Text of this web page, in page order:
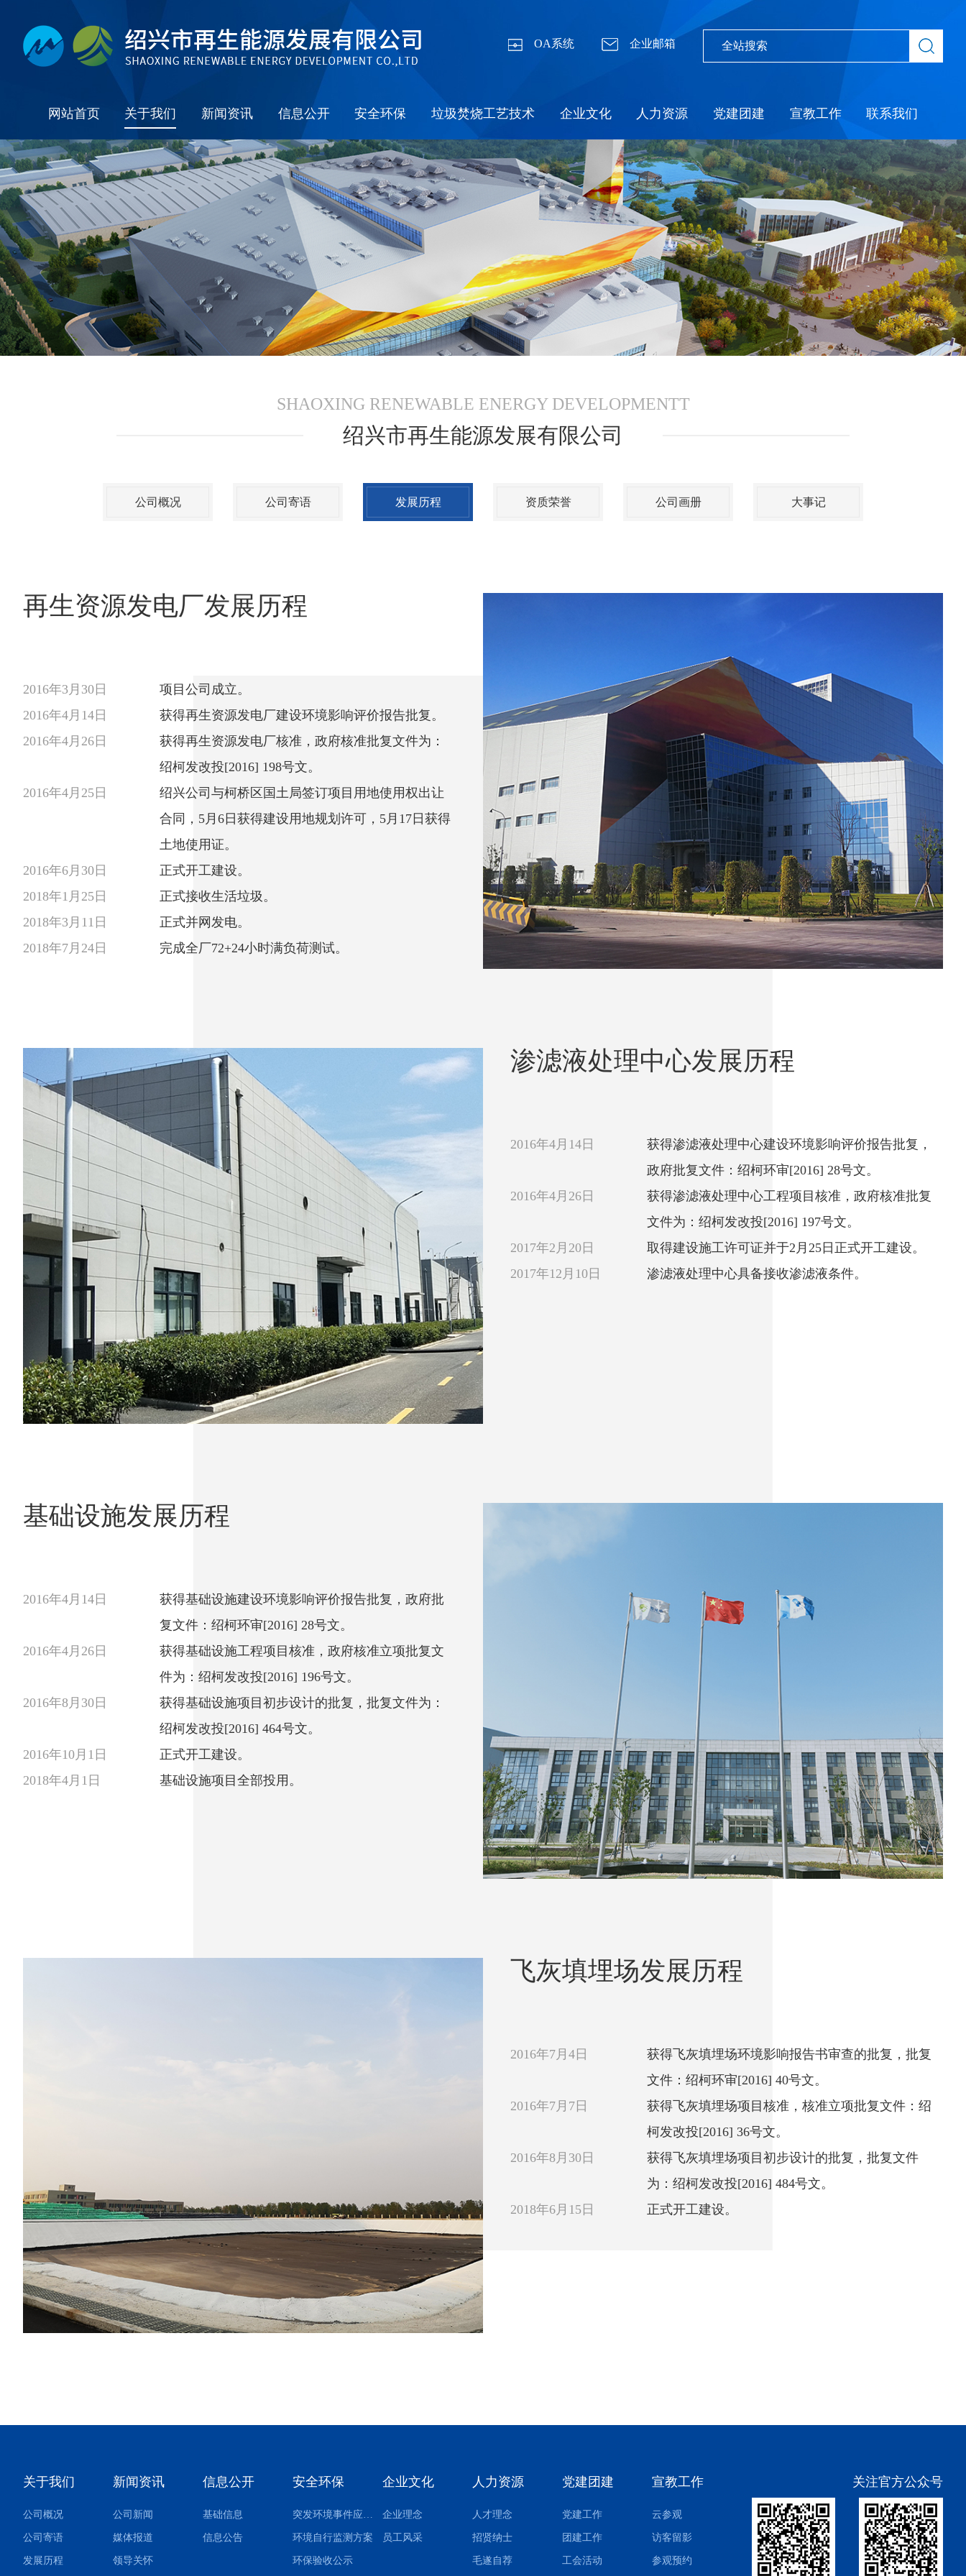
OA系统 企业邮箱
网站首页 关于我们 新闻资讯 信息公开 安全环保 垃圾焚烧工艺技术 企业文化 人力资源 党建团建 宣教工作 联系我们
SHAOXING RENEWABLE ENERGY DEVELOPMENTT
绍兴市再生能源发展有限公司
公司概况 公司寄语 发展历程 资质荣誉 公司画册 大事记
再生资源发电厂发展历程
2016年3月30日
项目公司成立。
2016年4月14日
获得再生资源发电厂建设环境影响评价报告批复。
2016年4月26日
获得再生资源发电厂核准，政府核准批复文件为：
绍柯发改投[2016] 198号文。
2016年4月25日
绍兴公司与柯桥区国土局签订项目用地使用权出让
合同，5月6日获得建设用地规划许可，5月17日获得
土地使用证。
2016年6月30日
正式开工建设。
2018年1月25日
正式接收生活垃圾。
2018年3月11日
正式并网发电。
2018年7月24日
完成全厂72+24小时满负荷测试。
渗滤液处理中心发展历程
2016年4月14日
获得渗滤液处理中心建设环境影响评价报告批复，
政府批复文件：绍柯环审[2016] 28号文。
2016年4月26日
获得渗滤液处理中心工程项目核准，政府核准批复
文件为：绍柯发改投[2016] 197号文。
2017年2月20日
取得建设施工许可证并于2月25日正式开工建设。
2017年12月10日
渗滤液处理中心具备接收渗滤液条件。
基础设施发展历程
2016年4月14日
获得基础设施建设环境影响评价报告批复，政府批
复文件：绍柯环审[2016] 28号文。
2016年4月26日
获得基础设施工程项目核准，政府核准立项批复文
件为：绍柯发改投[2016] 196号文。
2016年8月30日
获得基础设施项目初步设计的批复，批复文件为：
绍柯发改投[2016] 464号文。
2016年10月1日
正式开工建设。
2018年4月1日
基础设施项目全部投用。
飞灰填埋场发展历程
2016年7月4日
获得飞灰填埋场环境影响报告书审查的批复，批复
文件：绍柯环审[2016] 40号文。
2016年7月7日
获得飞灰填埋场项目核准，核准立项批复文件：绍
柯发改投[2016] 36号文。
2016年8月30日
获得飞灰填埋场项目初步设计的批复，批复文件
为：绍柯发改投[2016] 484号文。
2018年6月15日
正式开工建设。
关于我们
公司概况
公司寄语
发展历程
新闻资讯
公司新闻
媒体报道
领导关怀
信息公开
基础信息
信息公告
安全环保
突发环境事件应急预案
环境自行监测方案
环保验收公示
企业文化
企业理念
员工风采
人力资源
人才理念
招贤纳士
毛遂自荐
党建团建
党建工作
团建工作
工会活动
宣教工作
云参观
访客留影
参观预约
关注官方公众号